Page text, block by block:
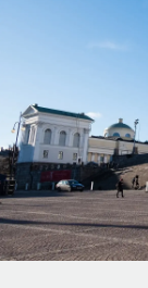
外包复杂雇
基础设施
Remote
将人力资
初创企业
为成长型
中型市场
通过定制
企业
探索全球
通过 REMOTE
研究与指引
案例研究
人力资源术语
Français
Deutsch
Español
Italiano